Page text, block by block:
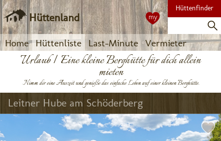
Hüttenland
Home Hüttenliste Last-Minute Vermieter
Hüttenfinder
my
Urlaub | Eine kleine Berghütte für dich allein
mieten
Nimm dir eine Auszeit und genieße das einfache Leben auf einer kleinen Berghütte.
Leitner Hube am Schöderberg